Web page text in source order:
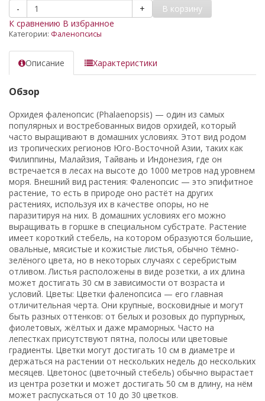
- +
В корзину
К сравнению В избранное
Категории: Фаленопсисы
Описание Характеристики
Обзор
Орхидея фаленопсис (Phalaenopsis) — один из самых
популярных и востребованных видов орхидей, который
часто выращивают в домашних условиях. Этот вид родом
из тропических регионов Юго-Восточной Азии, таких как
Филиппины, Малайзия, Тайвань и Индонезия, где он
встречается в лесах на высоте до 1000 метров над уровнем
моря. Внешний вид растения: Фаленопсис — это эпифитное
растение, то есть в природе оно растёт на других
растениях, используя их в качестве опоры, но не
паразитируя на них. В домашних условиях его можно
выращивать в горшке в специальном субстрате. Растение
имеет короткий стебель, на котором образуются большие,
овальные, мясистые и кожистые листья, обычно тёмно-
зелёного цвета, но в некоторых случаях с серебристым
отливом. Листья расположены в виде розетки, а их длина
может достигать 30 см в зависимости от возраста и
условий. Цветы: Цветки фаленопсиса — его главная
отличительная черта. Они крупные, восковидные и могут
быть разных оттенков: от белых и розовых до пурпурных,
фиолетовых, жёлтых и даже мраморных. Часто на
лепестках присутствуют пятна, полосы или цветовые
градиенты. Цветки могут достигать 10 см в диаметре и
держаться на растении от нескольких недель до нескольких
месяцев. Цветонос (цветочный стебель) обычно вырастает
из центра розетки и может достигать 50 см в длину, на нём
может распускаться от 10 до 30 цветков.